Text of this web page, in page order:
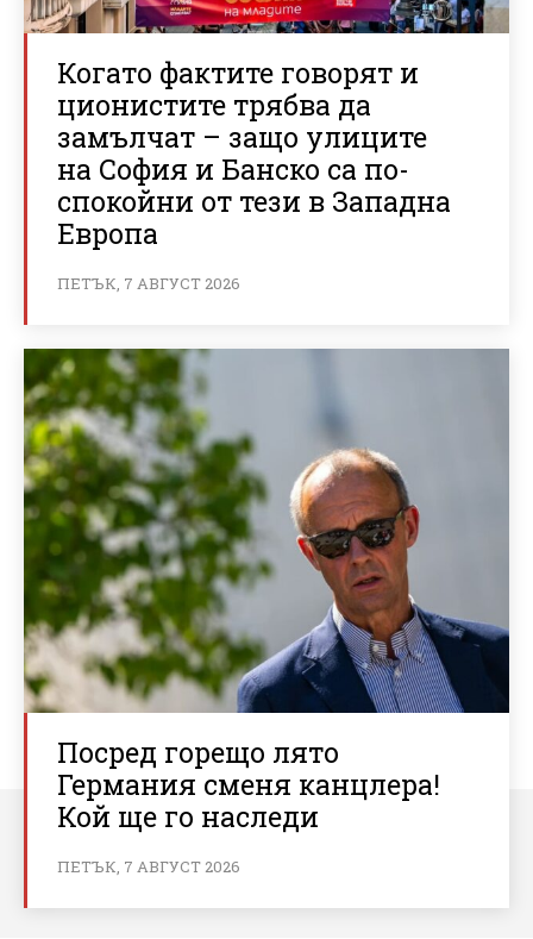
Когато фактите говорят и
ционистите трябва да
замълчат – защо улиците
на София и Банско са по-
спокойни от тези в Западна
Европа
ПЕТЪК, 7 АВГУСТ 2026
Посред горещо лято
Германия сменя канцлера!
Кой ще го наследи
ПЕТЪК, 7 АВГУСТ 2026